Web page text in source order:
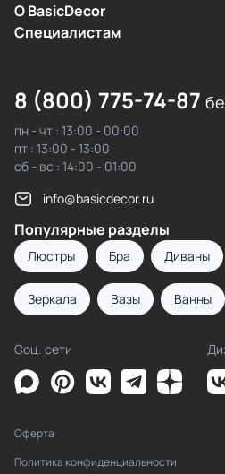
О BasicDecor
Cпециалистам
8 (800) 775-74-87
пн - чт : 13:00 - 00:00
пт : 13:00 - 13:00
сб - вс : 14:00 - 01:00
info@basicdecor.ru
Популярные разделы
Люстры Бра Диваны
Зеркала Вазы Ванны
Соц. сети
Оферта
Политика конфиденциальности